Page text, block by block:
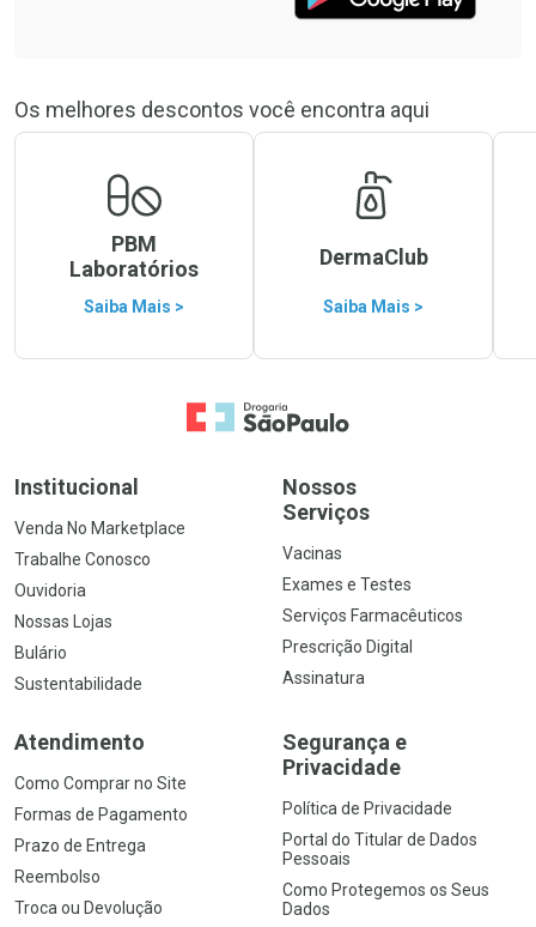
Os melhores descontos você encontra aqui
PBM
Laboratórios
Saiba Mais >
DermaClub
Saiba Mais >
Ir para a Home
Institucional
Venda No Marketplace
Trabalhe Conosco
Ouvidoria
Nossas Lojas
Bulário
Sustentabilidade
Nossos
Serviços
Vacinas
Exames e Testes
Serviços Farmacêuticos
Prescrição Digital
Assinatura
Atendimento
Como Comprar no Site
Formas de Pagamento
Prazo de Entrega
Reembolso
Troca ou Devolução
Segurança e
Privacidade
Política de Privacidade
Portal do Titular de Dados
Pessoais
Como Protegemos os Seus
Dados